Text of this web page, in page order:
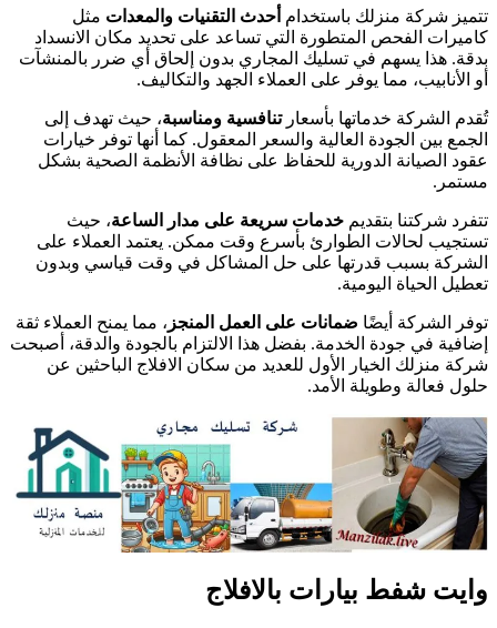
تتميز شركة منزلك باستخدام أحدث التقنيات والمعدات مثل
كاميرات الفحص المتطورة التي تساعد على تحديد مكان الانسداد
بدقة. هذا يسهم في تسليك المجاري بدون إلحاق أي ضرر بالمنشآت
أو الأنابيب، مما يوفر على العملاء الجهد والتكاليف.
تُقدم الشركة خدماتها بأسعارتنافسية ومناسبة، حيث تهدف إلى
الجمع بين الجودة العالية والسعر المعقول. كما أنها توفر خيارات
عقود الصيانة الدورية للحفاظ على نظافة الأنظمة الصحية بشكل
مستمر.
تتفرد شركتنا بتقديم خدمات سريعة على مدار الساعة، حيث
تستجيب لحالات الطوارئ بأسرع وقت ممكن. يعتمد العملاء على
الشركة بسبب قدرتها على حل المشاكل في وقت قياسي وبدون
تعطيل الحياة اليومية.
توفر الشركة أيضًا ضمانات على العمل المنجز ، مما يمنح العملاء ثقة
إضافية في جودة الخدمة. بفضل هذا الالتزام بالجودة والدقة، أصبحت
شركة منزلك الخيار الأول للعديد من سكان الافلاج الباحثين عن
حلول فعالة وطويلة الأمد.
وايت شفط بيارات بالافلاج